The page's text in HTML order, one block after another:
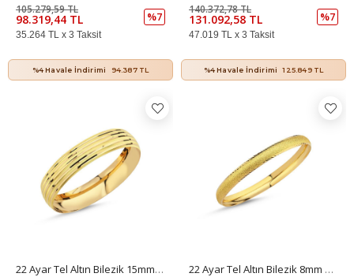
98.319,44 TL
105.279,59 TL
%7
35.264 TL x 3 Taksit
%4 Havale İndirimi 94.387 TL
131.092,58 TL
140.372,78 TL
%7
47.019 TL x 3 Taksit
%4 Havale İndirimi 125.849 TL
22 Ayar Tel Altın Bilezik 15mm 20 Gr 22 Ayar Tel Altın Bilezik 8mm 8 Gr